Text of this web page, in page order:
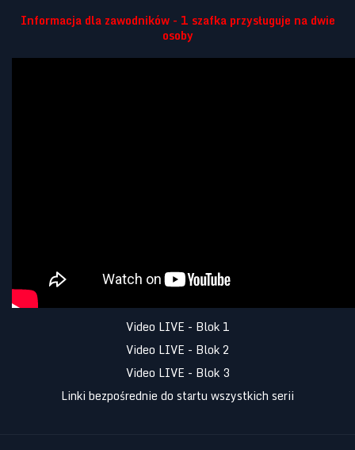
Informacja dla zawodników - 1 szafka przysługuje na dwie
osoby
Video LIVE - Blok 1
Video LIVE - Blok 2
Video LIVE - Blok 3
Linki bezpośrednie do startu wszystkich serii